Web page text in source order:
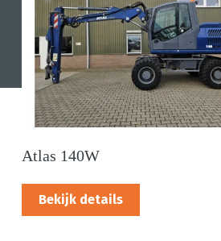
Atlas 140W
Bekijk details